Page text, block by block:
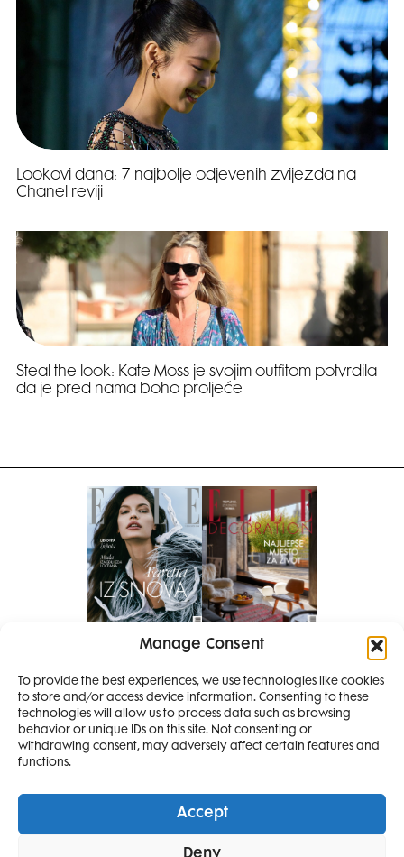
Manage Consent
To provide the best experiences, we use technologies like cookies
to store and/or access device information. Consenting to these
technologies will allow us to process data such as browsing
behavior or unique IDs on this site. Not consenting or
withdrawing consent, may adversely affect certain features and
functions.
Accept
Deny
Lookovi dana: 7 najbolje odjevenih zvijezda na
Chanel reviji
Steal the look: Kate Moss je svojim outfitom potvrdila
da je pred nama boho proljeće
Pretplati se na časopis
PRETPLATITE SE
Elle ProjectsElle Beauty AwardsElle Style Awards
SMANJI
4 IZDANJA
I 2 IZDANJA ELLE
DECORATIONA +